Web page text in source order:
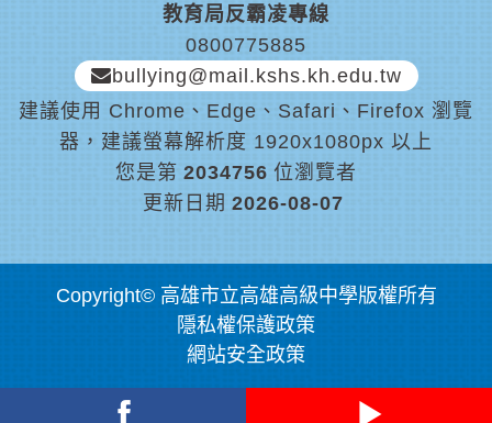
教育局反霸凌專線
0800775885
bullying@mail.kshs.kh.edu.tw
建議使用 Chrome、Edge、Safari、Firefox 瀏覽
器，建議螢幕解析度 1920x1080px 以上
您是第 2034756 位瀏覽者
更新日期 2026-08-07
Copyright© 高雄市立高雄高級中學版權所有
隱私權保護政策
網站安全政策